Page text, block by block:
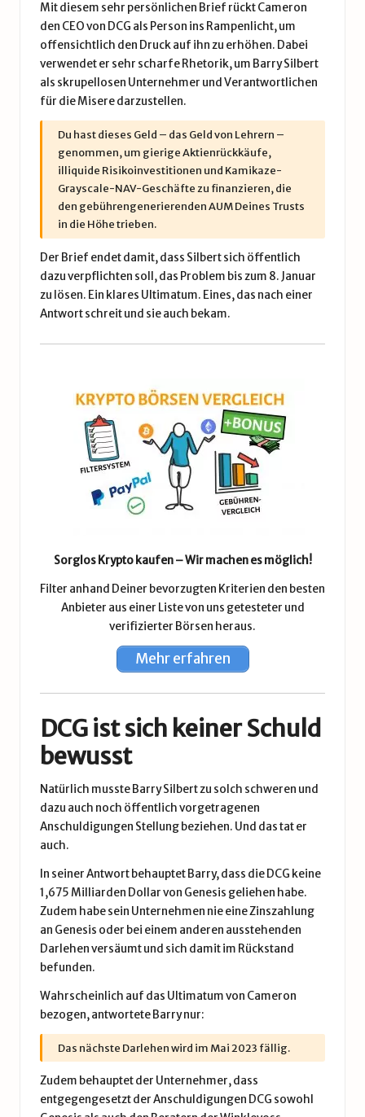
Mit diesem sehr persönlichen Brief rückt Cameron
den CEO von DCG als Person ins Rampenlicht, um
offensichtlich den Druck auf ihn zu erhöhen. Dabei
verwendet er sehr scharfe Rhetorik, um Barry Silbert
als skrupellosen Unternehmer und Verantwortlichen
für die Misere darzustellen.
Du hast dieses Geld – das Geld von Lehrern –
genommen, um gierige Aktienrückkäufe,
illiquide Risikoinvestitionen und Kamikaze-
Grayscale-NAV-Geschäfte zu finanzieren, die
den gebührengenerierenden AUM Deines Trusts
in die Höhe trieben.
Der Brief endet damit, dass Silbert sich öffentlich
dazu verpflichten soll, das Problem bis zum 8. Januar
zu lösen. Ein klares Ultimatum. Eines, das nach einer
Antwort schreit und sie auch bekam.
Sorglos Krypto kaufen – Wir machen es möglich!
Filter anhand Deiner bevorzugten Kriterien den besten
Anbieter aus einer Liste von uns getesteter und
verifizierter Börsen heraus.
Mehr erfahren
DCG ist sich keiner Schuld
bewusst
Natürlich musste Barry Silbert zu solch schweren und
dazu auch noch öffentlich vorgetragenen
Anschuldigungen Stellung beziehen. Und das tat er
auch.
In seinerAntwortbehauptet Barry, dass die DCG keine
1,675 Milliarden Dollar von Genesis geliehen habe.
Zudem habe sein Unternehmen nie eine Zinszahlung
an Genesis oder bei einem anderen ausstehenden
Darlehen versäumt und sich damit im Rückstand
befunden.
Wahrscheinlich auf das Ultimatum von Cameron
bezogen, antwortete Barry nur:
Das nächste Darlehen wird im Mai 2023 fällig.
Zudem behauptet der Unternehmer, dass
entgegengesetzt der Anschuldigungen DCG sowohl